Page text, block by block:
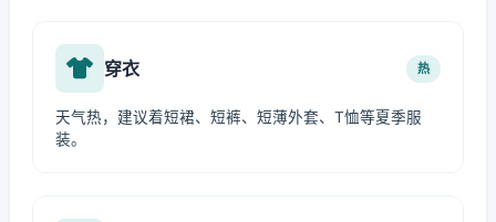
穿衣 热
天气热，建议着短裙、短裤、短薄外套、T恤等夏季服
装。